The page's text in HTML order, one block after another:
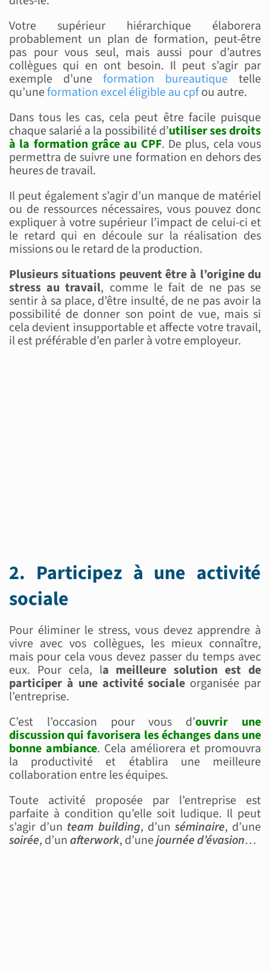
Votre supérieur hiérarchique élaborera
probablement un plan de formation, peut-être
pas pour vous seul, mais aussi pour d’autres
collègues qui en ont besoin. Il peut s’agir par
exemple d’une formation bureautique telle
qu’uneformation excel éligible au cpfou autre.
Dans tous les cas, cela peut être facile puisque
chaque salarié a la possibilité d’utiliser ses droits
à la formation grâce au CPF. De plus, cela vous
permettra de suivre une formation en dehors des
heures de travail.
Il peut également s’agir d’un manque de matériel
ou de ressources nécessaires, vous pouvez donc
expliquer à votre supérieur l’impact de celui-ci et
le retard qui en découle sur la réalisation des
missions ou le retard de la production.
Plusieurs situations peuvent être à l’origine du
stress au travail, comme le fait de ne pas se
sentir à sa place, d’être insulté, de ne pas avoir la
possibilité de donner son point de vue, mais si
cela devient insupportable et affecte votre travail,
il est préférable d’en parler à votre employeur.
2. Participez à une activité
sociale
Pour éliminer le stress, vous devez apprendre à
vivre avec vos collègues, les mieux connaître,
mais pour cela vous devez passer du temps avec
eux. Pour cela, la meilleure solution est de
participer à une activité sociale organisée par
l’entreprise.
C’est l’occasion pour vous d’ouvrir une
discussion qui favorisera les échanges dans une
bonne ambiance. Cela améliorera et promouvra
la productivité et établira une meilleure
collaboration entre les équipes.
Toute activité proposée par l’entreprise est
parfaite à condition qu’elle soit ludique. Il peut
s’agir d’un team building, d’un séminaire, d’une
soirée, d’unafterwork, d’unejournée d’évasion…